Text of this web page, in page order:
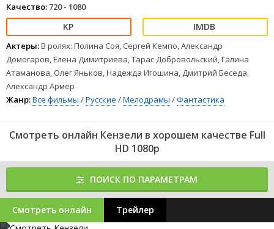
Качество: 720 - 1080
Актеры:В ролях: Полина Соя, Сергей Кемпо, Александр
Домогаров, Елена Димитриева, Тарас Добровольский, Галина
Атаманова, Олег Яньков, Надежда Игошина, Дмитрий Беседа,
Александр Армер
Жанр:Все фильмы /Русские /Мелодрамы /Фантастика
Смотреть онлайн Кензели в хорошем качестве Full
HD 1080p
ПОИСК ПО ПАРАМЕТРАМ
Смотреть онлайн Трейлер